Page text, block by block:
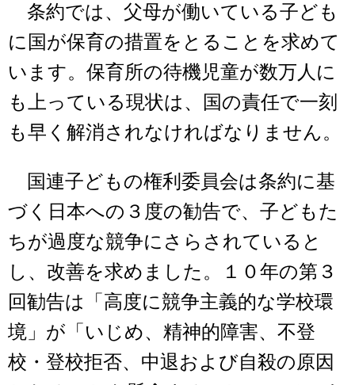
条約では、父母が働いている子ども
に国が保育の措置をとることを求めて
います。保育所の待機児童が数万人に
も上っている現状は、国の責任で一刻
も早く解消されなければなりません。
国連子どもの権利委員会は条約に基
づく日本への３度の勧告で、子どもた
ちが過度な競争にさらされていると
し、改善を求めました。１０年の第３
回勧告は「高度に競争主義的な学校環
境」が「いじめ、精神的障害、不登
校・登校拒否、中退および自殺の原因